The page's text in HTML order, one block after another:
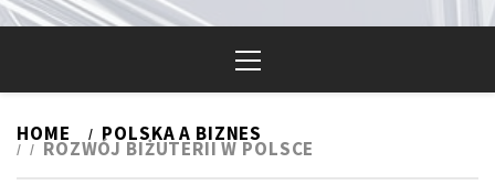
Menu
HOME POLSKA A BIZNES
ROZWÓJ BIŻUTERII W POLSCE